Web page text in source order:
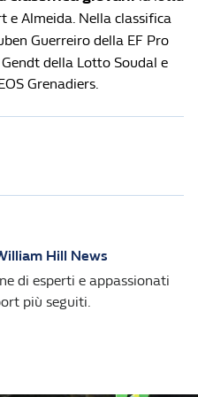
e Almeida. Nella classifica
Guerreiro della EF Pro
della Lotto Soudal e
Grenadiers.
Hill News
di esperti e appassionati
più seguiti.